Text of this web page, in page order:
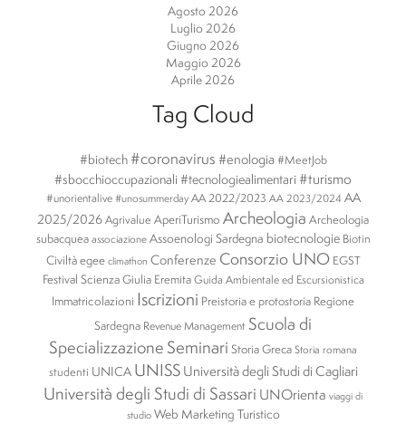
Agosto 2026
Luglio 2026
Giugno 2026
Maggio 2026
Aprile 2026
Tag Cloud
#biotech #coronavirus #enologia #MeetJob
#sbocchioccupazionali #tecnologiealimentari #turismo
#unorientalive #unosummerday AA 2022/2023 AA 2023/2024 AA
2025/2026Agrivalue AperiTurismo Archeologia Archeologia
subacquea associazione Assoenologi Sardegna biotecnologie Biotin
Civiltà egee climathon Conferenze Consorzio UNO EGST
Festival ScienzaGiulia Eremita Guida Ambientale ed Escursionistica
Immatricolazioni Iscrizioni Preistoria e protostoria Regione
Sardegna Revenue ManagementScuola di
SpecializzazioneSeminari Storia GrecaStoria romana
studenti UNICA UNISS Università degli Studi di Cagliari
Università degli Studi di Sassari UNOrienta viaggi di
studio Web Marketing Turistico